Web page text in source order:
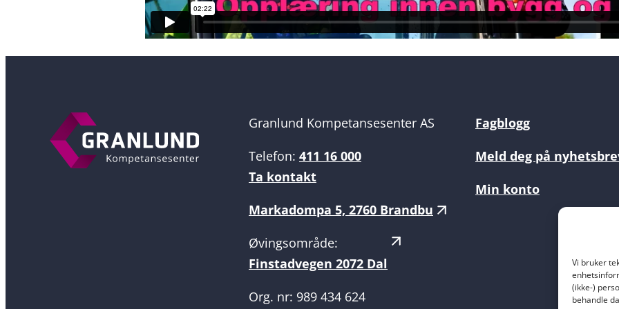
Vi bruker
(ikke-)
behandle
Granlund Kompetansesenter AS
Telefon: 411 16 000
Ta kontakt
Markadompa 5, 2760 Brandbu
Øvingsområde:
Finstadvegen 2072 Dal
Org. nr: 989 434 624
Fagblogg
Meld deg på
Min konto